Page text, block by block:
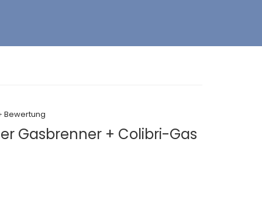
Bewertung
Gasbrenner + Colibri-Gas